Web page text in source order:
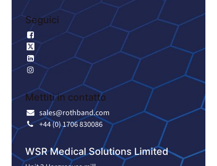
Seguici
Facebook
X
LinkedIn
Instagram
Mettiti in contatto
sales@rothband.com
+44 (0) 1706 830086
WSR Medical Solutions Limited